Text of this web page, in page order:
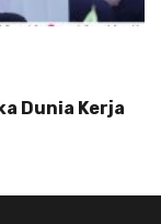
Dunia Kerja